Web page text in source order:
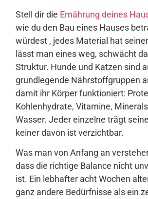
Stell dir die Ernährung deines
wie du den Bau eines Hauses
würdest , jedes Material hat
lässt man eines weg, schwächt
Struktur. Hunde und Katzen sind
grundlegende Nährstoffgruppen
damit ihr Körper funktioniert:
Kohlenhydrate, Vitamine,
Wasser. Jeder einzelne trägt
keiner davon ist verzichtbar.
Was man von Anfang an
dass die richtige Balance nicht
ist. Ein lebhafter acht Wochen
ganz andere Bedürfnisse als ein